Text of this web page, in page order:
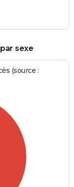
sexe
(source :